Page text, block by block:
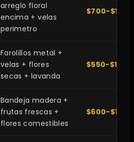
arreglo floral
encima + velas
perimetro
$700-
Farolillos metal +
velas + flores
secas + lavanda
$550-$1,100
Bandeja madera +
frutas frescas +
flores comestibles
$600-